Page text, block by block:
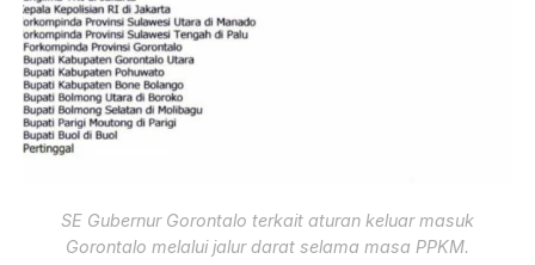
SE Gubernur Gorontalo terkait aturan keluar masuk
Gorontalo melalui jalur darat selama masa PPKM.